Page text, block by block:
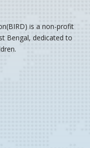
is a non-profit
Bengal, dedicated to